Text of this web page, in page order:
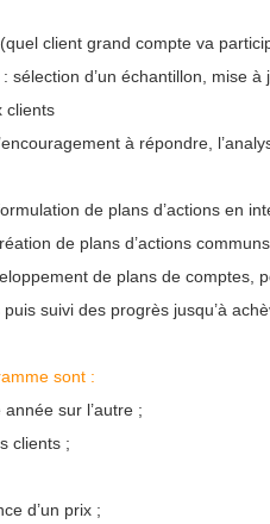
client grand compte va
sélection d’un échantillon, mise à
clients
à répondre,
de plans d’actions en
de plans d’actions
de plans de comptes,
suivi des progrès jusqu’à
sont :
sur l’autre ;
clients ;
d’un prix ;